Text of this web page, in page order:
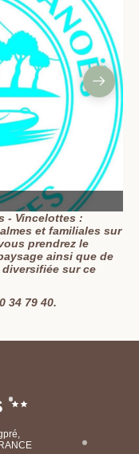
- Vincelottes :
et familiales sur
prendrez le
ainsi que de
sur ce
34 79 40.